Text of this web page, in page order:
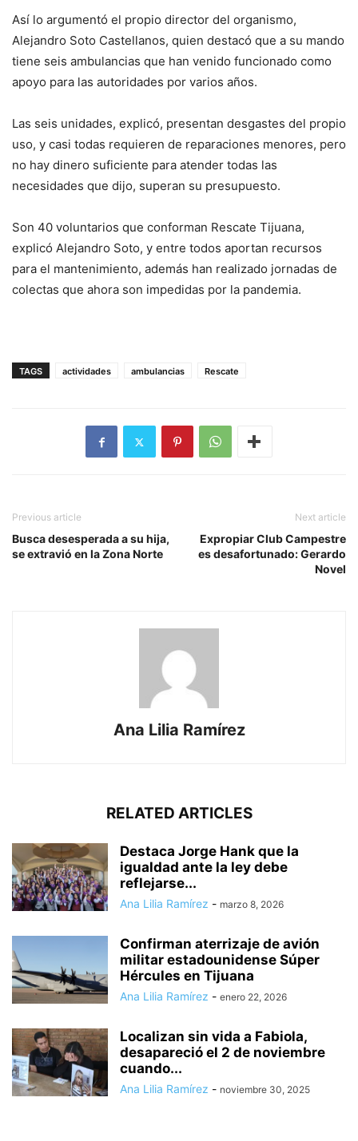
Así lo argumentó el propio director del organismo,
Alejandro Soto Castellanos, quien destacó que a su mando
tiene seis ambulancias que han venido funcionado como
apoyo para las autoridades por varios años.
Las seis unidades, explicó, presentan desgastes del propio
uso, y casi todas requieren de reparaciones menores, pero
no hay dinero suficiente para atender todas las
necesidades que dijo, superan su presupuesto.
Son 40 voluntarios que conforman Rescate Tijuana,
explicó Alejandro Soto, y entre todos aportan recursos
para el mantenimiento, además han realizado jornadas de
colectas que ahora son impedidas por la pandemia.
TAGS actividades ambulancias Rescate
Previous article
Busca desesperada a su hija,
se extravió en la Zona Norte
Next article
Expropiar Club Campestre
es desafortunado: Gerardo
Novel
Ana Lilia Ramírez
RELATED ARTICLES
Destaca Jorge Hank que la
igualdad ante la ley debe
reflejarse...
Ana Lilia Ramírez - marzo 8, 2026
Confirman aterrizaje de avión
militar estadounidense Súper
Hércules en Tijuana
Ana Lilia Ramírez - enero 22, 2026
Localizan sin vida a Fabiola,
desapareció el 2 de noviembre
cuando...
Ana Lilia Ramírez - noviembre 30, 2025